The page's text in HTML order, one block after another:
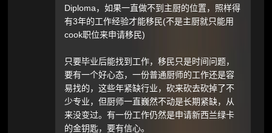
Diploma，如果一直做不到主厨的位置，照样得
有3年的工作经验才能移民(不是主厨就只能用
cook职位来申请移民)
只要毕业后能找到工作，移民只是时间问题，
要有一个好心态，一份普通厨师的工作还是容
易找的，这些年紧缺行业，砍来砍去砍掉了不
少专业，但厨师一直巍然不动是长期紧缺，从
来没变过。有一份工作仍然是申请新西兰绿卡
的金钥匙，要有信心。